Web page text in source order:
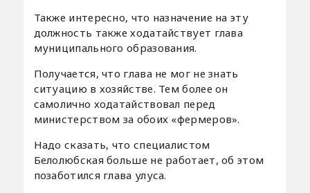
Также интересно, что назначение на эту
должность также ходатайствует глава
муниципального образования.
Получается, что глава не мог не знать
ситуацию в хозяйстве. Тем более он
самолично ходатайствовал перед
министерством за обоих «фермеров».
Надо сказать, что специалистом
Белолюбская больше не работает, об этом
позаботился глава улуса.